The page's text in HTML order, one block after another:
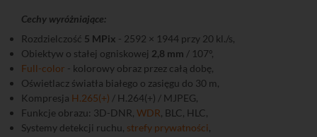
Cechy wyróżniające:
Rozdzielczość 5 MPix - 2592 × 1944 przy 20 kl./s,
Obiektyw o stałej ogniskowej 2,8 mm / 107°,
Full-color - kolorowy obraz przez całą dobę,
Oświetlacz światła białego o zasięgu do 30 m,
Kompresja H.265(+) / H.264(+) / MJPEG,
Funkcje obrazu: 3D-DNR, WDR, BLC, HLC,
Systemy detekcji ruchu, strefy prywatności,